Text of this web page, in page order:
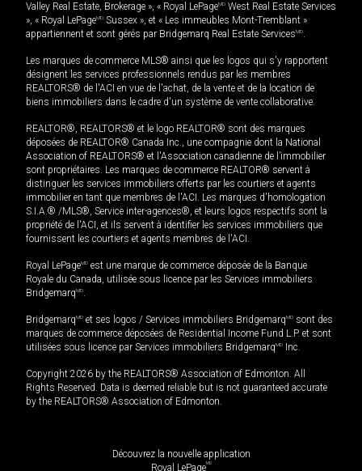
Valley Real Estate, Brokerage », « Royal LePageMD West Real Estate Services
», « Royal LePageMD Sussex », et « Les immeubles Mont-Tremblant »
appartiennent et sont gérés par Bridgemarq Real Estate ServicesMD.
Les marques de commerce MLS® ainsi que les logos qui s'y rapportent
désignent les services professionnels rendus par les membres
REALTORS® de l'ACI en vue de l'achat, de la vente et de la location de
biens immobiliers dans le cadre d'un système de vente collaborative.
REALTOR®, REALTORS® et le logo REALTOR® sont des marques
déposées de REALTOR® Canada Inc., une compagnie dont la National
Association of REALTORS® et l'Association canadienne de l’immobilier
sont propriétaires. Les marques de commerce REALTOR® servent à
distinguer les services immobiliers offerts par les courtiers et agents
immobilier en tant que membres de l'ACI. Les marques d'homologation
S.I.A.® /MLS®, Service inter-agences®, et leurs logos respectifs sont la
propriété de l'ACI, et ils servent à identifier les services immobiliers que
fournissent les courtiers et agents membres de l'ACI.
Royal LePageMD est une marque de commerce déposée de la Banque
Royale du Canada, utilisée sous licence par les Services immobiliers
BridgemarqMD.
BridgemarqMD et ses logos / Services immobiliers BridgemarqMD sont des
marques de commerce déposées de Residential Income Fund L.P. et sont
utilisées sous licence par Services immobiliers BridgemarqMD Inc.
Copyright 2026 by the REALTORS® Association of Edmonton. All
Rights Reserved. Data is deemed reliable but is not guaranteed accurate
by the REALTORS® Association of Edmonton.
Découvrez la nouvelle application
Royal LePageMD